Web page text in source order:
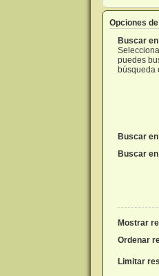
Opciones
Buscar
puedes
búsqueda
Buscar
Buscar
Mostrar
Ordenar
Limitar